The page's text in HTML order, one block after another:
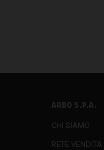
ARBO S.P.A.
CHI SIAMO
RETE VENDITA